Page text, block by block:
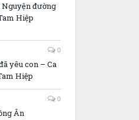
Nguyện đường
Hiệp
0
yêu con – Ca
Hiệp
0
Ân